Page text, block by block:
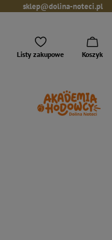
sklep@dolina-noteci.pl
Listy zakupowe Koszyk